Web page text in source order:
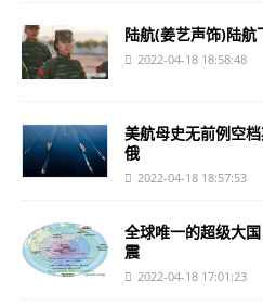
陆航(姜艺声饰)陆
2022-04-18 18:58:48
美航母史无前例空
俄
2022-04-18 18:57:53
全球唯一的超级大
震
2022-04-18 17:01:23